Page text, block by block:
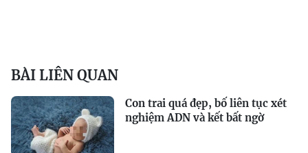
BÀI LIÊN QUAN
Con trai quá đẹp, bố liên tục xét
nghiệm ADN và kết bất ngờ